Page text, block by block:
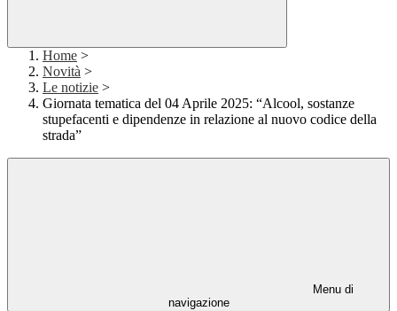
Home >
Novità >
Le notizie >
Giornata tematica del 04 Aprile 2025: “Alcool, sostanze
stupefacenti e dipendenze in relazione al nuovo codice della
strada”
Menu di
navigazione